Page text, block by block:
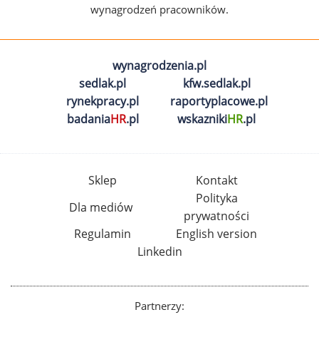
wynagrodzeń pracowników.
wynagrodzenia.pl
sedlak.pl
kfw.sedlak.pl
rynekpracy.pl
raportyplacowe.pl
badaniaHR.pl wskaznikiHR.pl
Sklep
Kontakt
Dla mediów
Polityka
prywatności
Regulamin
English version
Linkedin
Partnerzy: